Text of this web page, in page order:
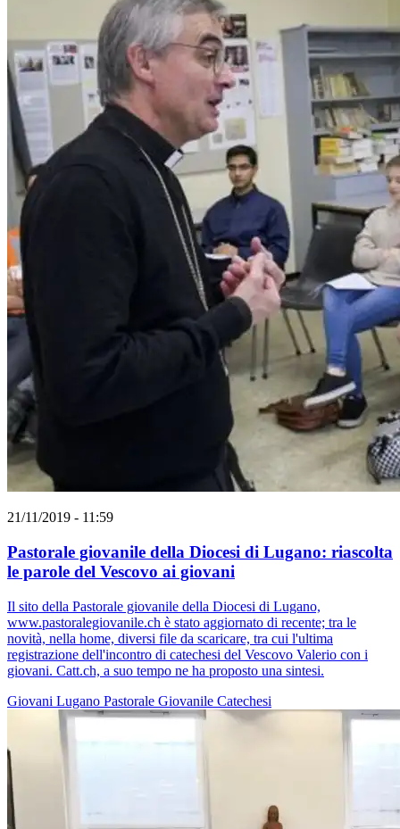
21/11/2019 - 11:59
Pastorale giovanile della Diocesi di Lugano: riascolta
le parole del Vescovo ai giovani
Il sito della Pastorale giovanile della Diocesi di Lugano,
www.pastoralegiovanile.ch è stato aggiornato di recente; tra le
novità, nella home, diversi file da scaricare, tra cui l'ultima
registrazione dell'incontro di catechesi del Vescovo Valerio con i
giovani. Catt.ch, a suo tempo ne ha proposto una sintesi.
Giovani Lugano Pastorale Giovanile Catechesi